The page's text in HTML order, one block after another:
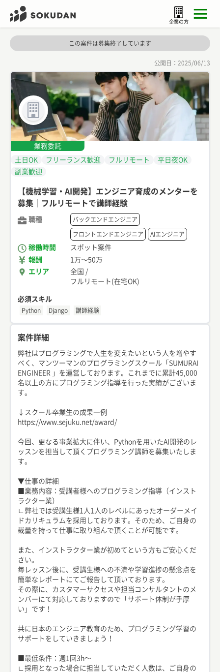
企業の方
この案件は募集終了しています
公開日： 2025/06/13
業務委託
土日OK
フリーランス歓迎 フルリモート
平日夜OK
副業歓迎
【機械学習・AI開発】エンジニア育成のメンターを
募集｜フルリモートで講師経験
職種 バックエンドエンジニア
フロントエンドエンジニア AIエンジニア
稼働時間
スポット案件
報酬
1万〜50万
エリア
全国 /
フルリモート(在宅OK)
必須スキル
Python Django 講師経験
案件詳細
弊社はプログラミングで人生を変えたいという人を増やす
べく、マンツーマンのプログラミングスクール「SUMURAI
ENGINEER 」を運営しております。これまでに累計45,000
名以上の方にプログラミング指導を行った実績がございま
す。
↓スクール卒業生の成果一例
https://www.sejuku.net/award/
今回、更なる事業拡大に伴い、Pythonを用いたAI開発のレ
ッスンを担当して頂くプログラミング講師を募集いたしま
す。
▼仕事の詳細
■業務内容：受講者様へのプログラミング指導（インスト
ラクター業）
∟弊社では受講生様1人1人のレベルにあったオーダーメイ
ドカリキュラムを採用しております。そのため、ご自身の
裁量を持って仕事に取り組んで頂くことが可能です。
また、インストラクター業が初めてという方もご安心くだ
さい。
毎レッスン後に、受講生様への不満や学習進捗の懸念点を
簡単なレポートにてご報告して頂いております。
その際に、カスタマーサクセスや担当コンサルタントのメ
ンバーにて対応しておりますので「サポート体制が手厚
い」です！
共に日本のエンジニア教育のため、プログラミング学習の
サポートをしていきましょう！
■最低条件：週1回3h〜
∟採用となった場合に担当していただく人数は、ご自身の